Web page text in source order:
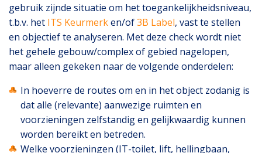
gebruik zijnde situatie om het toegankelijkheidsniveau,
t.b.v. het ITS Keurmerken/of3B Label, vast te stellen
en objectief te analyseren. Met deze check wordt niet
het gehele gebouw/complex of gebied nagelopen,
maar alleen gekeken naar de volgende onderdelen:
In hoeverre de routes om en in het object zodanig is
dat alle (relevante) aanwezige ruimten en
voorzieningen zelfstandig en gelijkwaardig kunnen
worden bereikt en betreden.
Welke voorzieningen (IT-toilet, lift, hellingbaan,